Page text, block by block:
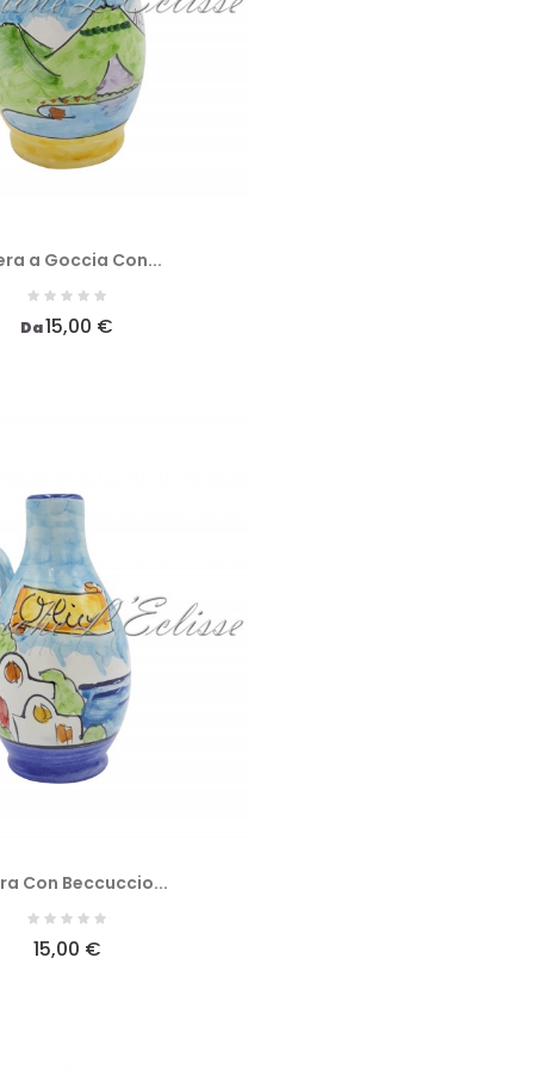
a Goccia Con...
Da15,00 €
Con Beccuccio...
15,00 €